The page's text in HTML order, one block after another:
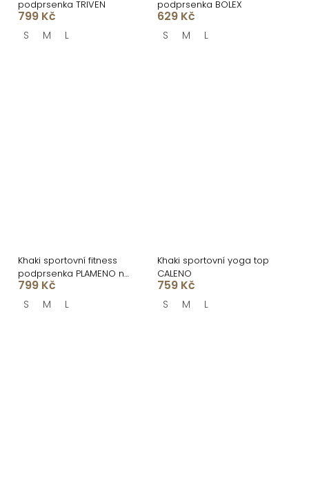
podprsenka TRIVEN
799 Kč
S M L
podprsenka BOLEX
629 Kč
S M L
Khaki sportovní fitness
podprsenka PLAMENO na
zip
799 Kč
S M L
Khaki sportovní yoga top
CALENO
759 Kč
S M L